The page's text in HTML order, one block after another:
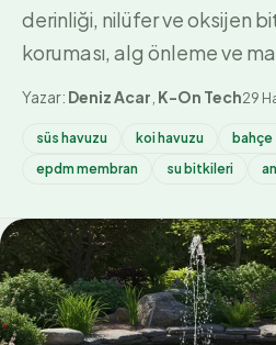
derinliği, nilüfer ve oksijen
koruması, alg önleme ve
Yazar: Deniz Acar K-On Tech29
süs havuzu koi havuzu
epdm membran
su bitkileri